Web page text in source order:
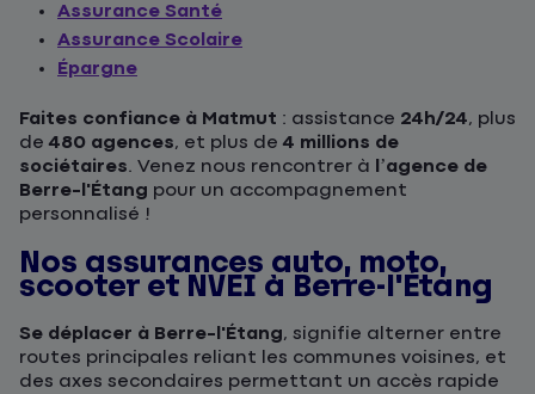
Assurance Santé
Assurance Scolaire
Épargne
Faites confiance à Matmut : assistance 24h/24, plus
de 480 agences, et plus de 4 millions de
sociétaires. Venez nous rencontrer à l’agence de
Berre-l'Étang pour un accompagnement
personnalisé !
Nos assurances auto, moto,
scooter et NVEI à Berre-l'Étang
Se déplacer à Berre-l'Étang, signifie alterner entre
routes principales reliant les communes voisines, et
des axes secondaires permettant un accès rapide